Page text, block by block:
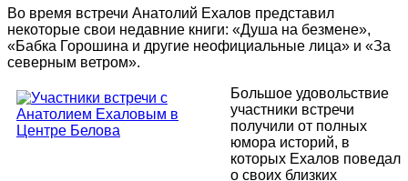
Во время встречи Анатолий Ехалов представил
некоторые свои недавние книги: «Душа на безмене»,
«Бабка Горошина и другие неофициальные лица» и «За
северным ветром».
Большое удовольствие
участники встречи
получили от полных
юмора историй, в
которых Ехалов поведал
о своих близких